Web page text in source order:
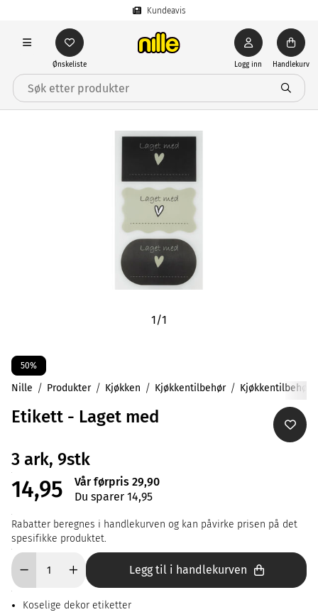
Kundeavis
Ønskeliste Logg inn Handlekurv
1/1
50%
Nille Produkter Kjøkken Kjøkkentilbehør Kjøkkentilbehør
Etikett - Laget med
3 ark, 9stk
14,95
Vår førpris 29,90
Du sparer 14,95
Rabatter beregnes i handlekurven og kan påvirke prisen på det
spesifikke produktet.
Legg til i handlekurven
Koselige dekor etiketter